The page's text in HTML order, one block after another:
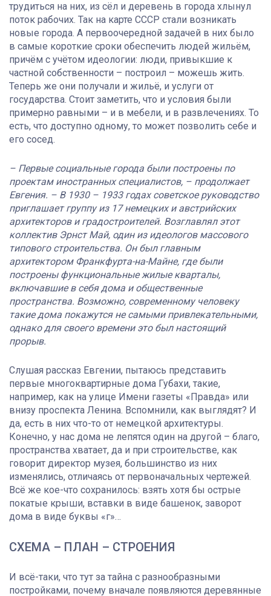
трудиться на них, из сёл и деревень в города хлынул
поток рабочих. Так на карте СССР стали возникать
новые города. А первоочередной задачей в них было
в самые короткие сроки обеспечить людей жильём,
причём с учётом идеологии: люди, привыкшие к
частной собственности – построил – можешь жить.
Теперь же они получали и жильё, и услуги от
государства. Стоит заметить, что и условия были
примерно равными – и в мебели, и в развлечениях. То
есть, что доступно одному, то может позволить себе и
его сосед.
– Первые социальные города были построены по
проектам иностранных специалистов, – продолжает
Евгения. – В 1930 – 1933 годах советское руководство
приглашает группу из 17 немецких и австрийских
архитекторов и градостроителей. Возглавлял этот
коллектив Эрнст Май, один из идеологов массового
типового строительства. Он был главным
архитектором Франкфурта-на-Майне, где были
построены функциональные жилые кварталы,
включавшие в себя дома и общественные
пространства. Возможно, современному человеку
такие дома покажутся не самыми привлекательными,
однако для своего времени это был настоящий
прорыв.
Слушая рассказ Евгении, пытаюсь представить
первые многоквартирные дома Губахи, такие,
например, как на улице Имени газеты «Правда» или
внизу проспекта Ленина. Вспомнили, как выглядят? И
да, есть в них что-то от немецкой архитектуры.
Конечно, у нас дома не лепятся один на другой – благо,
пространства хватает, да и при строительстве, как
говорит директор музея, большинство из них
изменялись, отличаясь от первоначальных чертежей.
Всё же кое-что сохранилось: взять хотя бы острые
покатые крыши, вставки в виде башенок, заворот
дома в виде буквы «г»…
СХЕМА – ПЛАН – СТРОЕНИЯ
И всё-таки, что тут за тайна с разнообразными
постройками, почему вначале появляются деревянные